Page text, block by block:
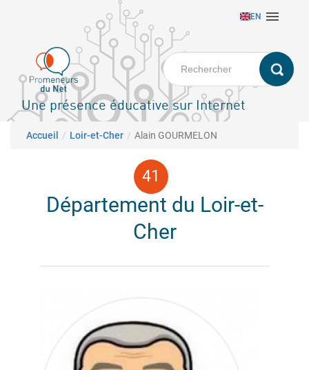
principal
EN 
Une présence éducative sur Internet
Fil d'Ariane
Accueil Loir-et-Cher Alain GOURMELON
Département du Loir-et-
Cher